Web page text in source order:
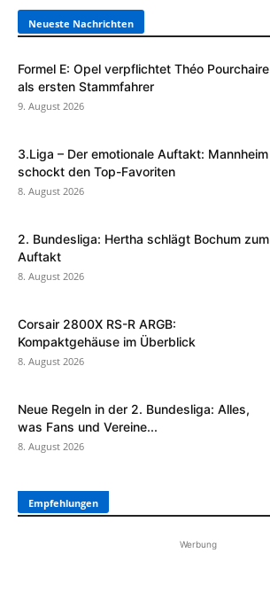
Neueste Nachrichten
Formel E: Opel verpflichtet Théo Pourchaire
als ersten Stammfahrer
9. August 2026
3.Liga – Der emotionale Auftakt: Mannheim
schockt den Top-Favoriten
8. August 2026
2. Bundesliga: Hertha schlägt Bochum zum
Auftakt
8. August 2026
Corsair 2800X RS-R ARGB:
Kompaktgehäuse im Überblick
8. August 2026
Neue Regeln in der 2. Bundesliga: Alles,
was Fans und Vereine...
8. August 2026
Empfehlungen
Werbung